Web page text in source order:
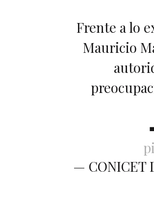
Frente a lo
Mauricio
— CONICET